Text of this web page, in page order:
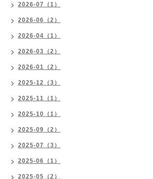
2026-07（1）
2026-06（2）
2026-04（1）
2026-03（2）
2026-01（2）
2025-12（3）
2025-11（1）
2025-10（1）
2025-09（2）
2025-07（3）
2025-06（1）
2025-05（2）